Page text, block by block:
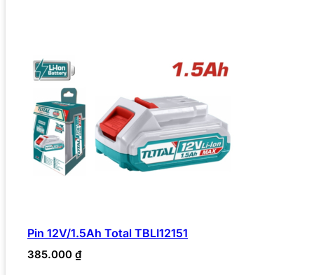
Pin 12V/1.5Ah Total TBLI12151
385.000 ₫